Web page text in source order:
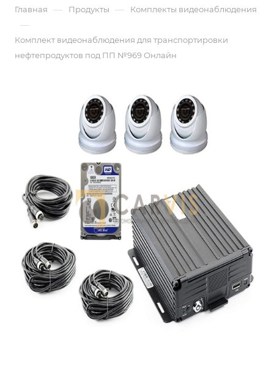
Главная — Продукты — Комплекты видеонаблюдения
—
Комплект видеонаблюдения для транспортировки
нефтепродуктов под ПП №969 Онлайн